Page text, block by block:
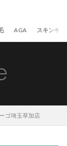
AGA スキンケア
ゴ埼玉草加店